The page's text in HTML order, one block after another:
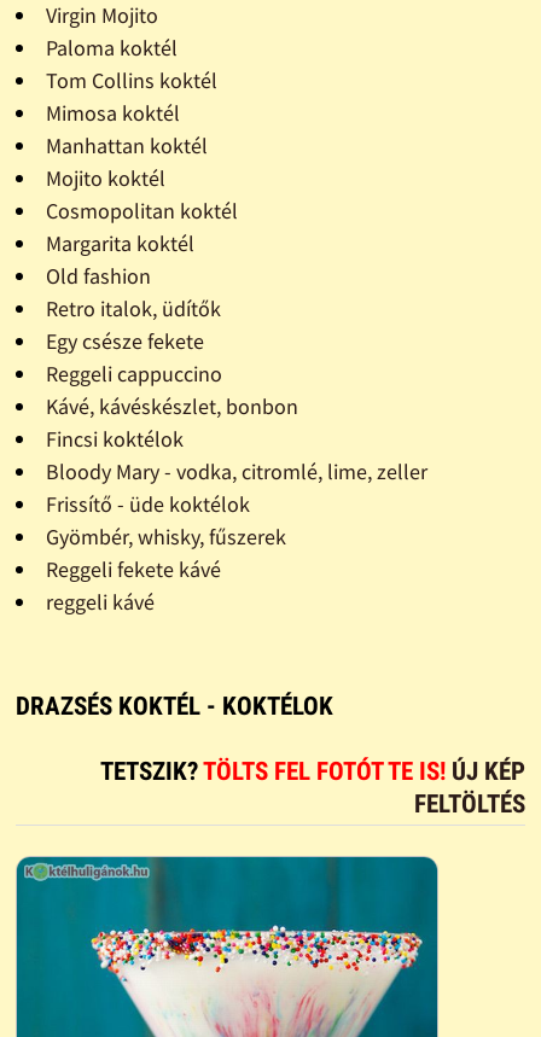
Virgin Mojito
Paloma koktél
Tom Collins koktél
Mimosa koktél
Manhattan koktél
Mojito koktél
Cosmopolitan koktél
Margarita koktél
Old fashion
Retro italok, üdítők
Egy csésze fekete
Reggeli cappuccino
Kávé, kávéskészlet, bonbon
Fincsi koktélok
Bloody Mary - vodka, citromlé, lime, zeller
Frissítő - üde koktélok
Gyömbér, whisky, fűszerek
Reggeli fekete kávé
reggeli kávé
DRAZSÉS KOKTÉL - KOKTÉLOK
TETSZIK?TÖLTS FEL FOTÓT TE IS! ÚJ KÉP
FELTÖLTÉS